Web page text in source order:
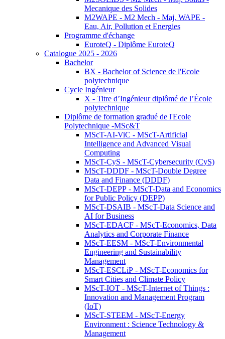
Mecanique des Solides
M2WAPE - M2 Mech - Maj. WAPE -
Eau, Air, Pollution et Energies
Programme d'échange
EuroteQ - Diplôme EuroteQ
Catalogue 2025 - 2026
Bachelor
BX - Bachelor of Science de l'Ecole
polytechnique
Cycle Ingénieur
X - Titre d’Ingénieur diplômé de l’École
polytechnique
Diplôme de formation gradué de l'Ecole
Polytechnique -MSc&T
MScT-AI-ViC - MScT-Artificial
Intelligence and Advanced Visual
Computing
MScT-CyS - MScT-Cybersecurity (CyS)
MScT-DDDF - MScT-Double Degree
Data and Finance (DDDF)
MScT-DEPP - MScT-Data and Economics
for Public Policy (DEPP)
MScT-DSAIB - MScT-Data Science and
AI for Business
MScT-EDACF - MScT-Economics, Data
Analytics and Corporate Finance
MScT-EESM - MScT-Environmental
Engineering and Sustainability
Management
MScT-ESCLiP - MScT-Economics for
Smart Cities and Climate Policy
MScT-IOT - MScT-Internet of Things :
Innovation and Management Program
(IoT)
MScT-STEEM - MScT-Energy
Environment : Science Technology &
Management